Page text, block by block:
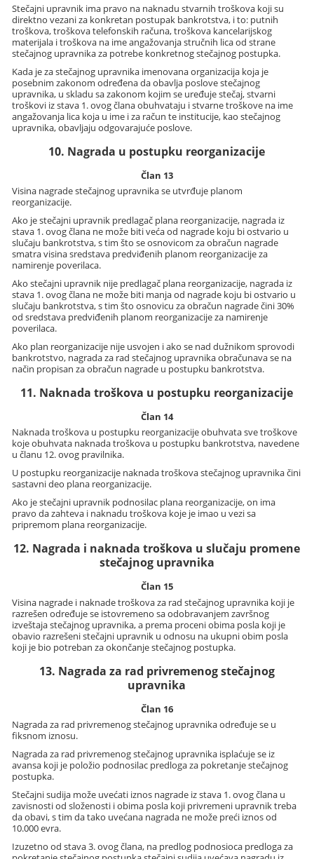
Stečajni upravnik ima pravo na naknadu stvarnih troškova koji su
direktno vezani za konkretan postupak bankrotstva, i to: putnih
troškova, troškova telefonskih računa, troškova kancelarijskog
materijala i troškova na ime angažovanja stručnih lica od strane
stečajnog upravnika za potrebe konkretnog stečajnog postupka.
Kada je za stečajnog upravnika imenovana organizacija koja je
posebnim zakonom određena da obavlja poslove stečajnog
upravnika, u skladu sa zakonom kojim se uređuje stečaj, stvarni
troškovi iz stava 1. ovog člana obuhvataju i stvarne troškove na ime
angažovanja lica koja u ime i za račun te institucije, kao stečajnog
upravnika, obavljaju odgovarajuće poslove.
10. Nagrada u postupku reorganizacije
Član 13
Visina nagrade stečajnog upravnika se utvrđuje planom
reorganizacije.
Ako je stečajni upravnik predlagač plana reorganizacije, nagrada iz
stava 1. ovog člana ne može biti veća od nagrade koju bi ostvario u
slučaju bankrotstva, s tim što se osnovicom za obračun nagrade
smatra visina sredstava predviđenih planom reorganizacije za
namirenje poverilaca.
Ako stečajni upravnik nije predlagač plana reorganizacije, nagrada iz
stava 1. ovog člana ne može biti manja od nagrade koju bi ostvario u
slučaju bankrotstva, s tim što osnovicu za obračun nagrade čini 30%
od sredstava predviđenih planom reorganizacije za namirenje
poverilaca.
Ako plan reorganizacije nije usvojen i ako se nad dužnikom sprovodi
bankrotstvo, nagrada za rad stečajnog upravnika obračunava se na
način propisan za obračun nagrade u postupku bankrotstva.
11. Naknada troškova u postupku reorganizacije
Član 14
Naknada troškova u postupku reorganizacije obuhvata sve troškove
koje obuhvata naknada troškova u postupku bankrotstva, navedene
u članu 12. ovog pravilnika.
U postupku reorganizacije naknada troškova stečajnog upravnika čini
sastavni deo plana reorganizacije.
Ako je stečajni upravnik podnosilac plana reorganizacije, on ima
pravo da zahteva i naknadu troškova koje je imao u vezi sa
pripremom plana reorganizacije.
12. Nagrada i naknada troškova u slučaju promene
stečajnog upravnika
Član 15
Visina nagrade i naknade troškova za rad stečajnog upravnika koji je
razrešen određuje se istovremeno sa odobravanjem završnog
izveštaja stečajnog upravnika, a prema proceni obima posla koji je
obavio razrešeni stečajni upravnik u odnosu na ukupni obim posla
koji je bio potreban za okončanje stečajnog postupka.
13. Nagrada za rad privremenog stečajnog
upravnika
Član 16
Nagrada za rad privremenog stečajnog upravnika određuje se u
fiksnom iznosu.
Nagrada za rad privremenog stečajnog upravnika isplaćuje se iz
avansa koji je položio podnosilac predloga za pokretanje stečajnog
postupka.
Stečajni sudija može uvećati iznos nagrade iz stava 1. ovog člana u
zavisnosti od složenosti i obima posla koji privremeni upravnik treba
da obavi, s tim da tako uvećana nagrada ne može preći iznos od
10.000 evra.
Izuzetno od stava 3. ovog člana, na predlog podnosioca predloga za